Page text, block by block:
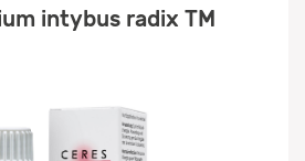
intybus radix TM